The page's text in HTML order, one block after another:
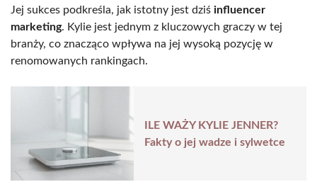
Jej sukces podkreśla, jak istotny jest dziś influencer
marketing. Kylie jest jednym z kluczowych graczy w tej
branży, co znacząco wpływa na jej wysoką pozycję w
renomowanych rankingach.
ILE WAŻY KYLIE JENNER?
Fakty o jej wadze i sylwetce